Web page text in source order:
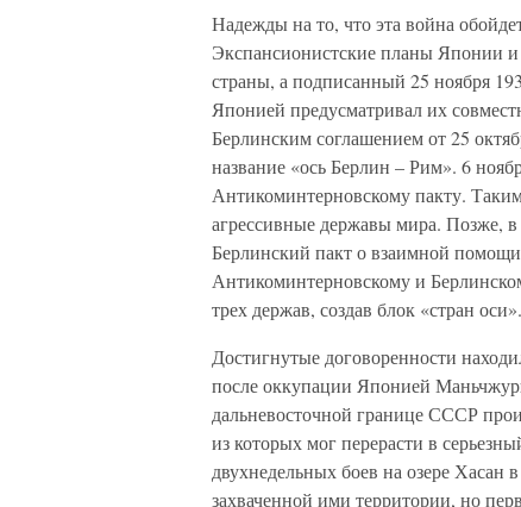
Надежды на то, что эта война
Экспансионистские планы Японии и
страны, а подписанный 25 ноября
Японией предусматривал их
Берлинским соглашением от 25
название «ось Берлин – Рим». 6
Антикоминтерновскому пакту.
агрессивные державы мира. Позже, в
Берлинский пакт о взаимной
Антикоминтерновскому и
трех держав, создав блок «стран оси».
Достигнутые договоренности
после оккупации Японией
дальневосточной границе СССР
из которых мог перерасти в
двухнедельных боев на озере Хасан
захваченной ими территории, но